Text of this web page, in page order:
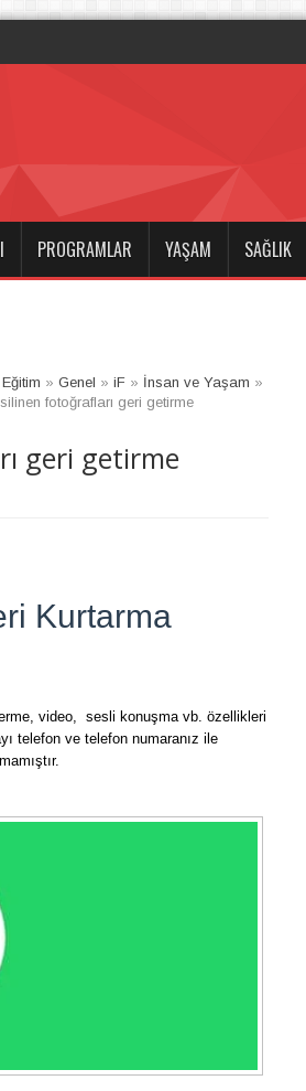
Bir Bakış
PROGRAMLAR YAŞAM SAĞLIK
Eğitim » Genel » iF» İnsan ve Yaşam »
fotoğrafları geri getirme
geri getirme
Kurtarma
video, sesli konuşma vb. özellikleri
telefon ve telefon numaranız ile